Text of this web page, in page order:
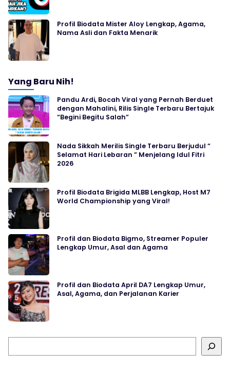
Profil Biodata Mister Aloy Lengkap, Agama,
Nama Asli dan Fakta Menarik
Yang Baru Nih!
Pandu Ardi, Bocah Viral yang Pernah Berduet
dengan Mahalini, Rilis Single Terbaru Bertajuk
“Begini Begitu Salah”
Nada Sikkah Merilis Single Terbaru Berjudul “
Selamat Hari Lebaran ” Menjelang Idul Fitri
2026
Profil Biodata Brigida MLBB Lengkap, Host M7
World Championship yang Viral!
Profil dan Biodata Bigmo, Streamer Populer
Lengkap Umur, Asal dan Agama
Profil dan Biodata April DA7 Lengkap Umur,
Asal, Agama, dan Perjalanan Karier